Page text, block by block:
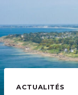
ACTUALITÉS